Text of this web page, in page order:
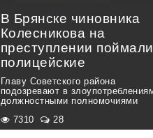
В Брянске чиновника
Колесникова на
преступлении поймали
полицейские
Главу Советского района
подозревают в
должностными полномочиями
7310 28